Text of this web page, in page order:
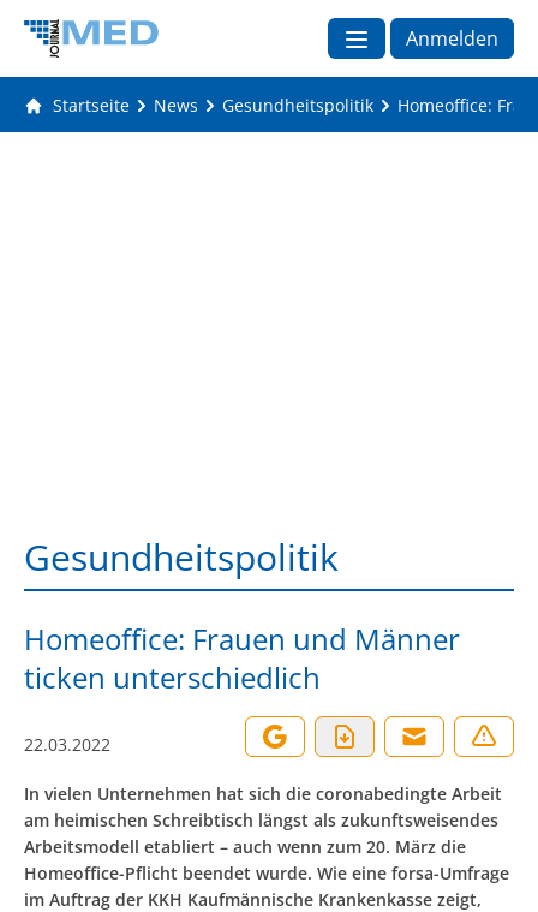
Anmelden
Startseite News Gesundheitspolitik Homeoffice:
Gesundheitspolitik
Homeoffice: Frauen und Männer
ticken unterschiedlich
22.03.2022
In vielen Unternehmen hat sich die coronabedingte Arbeit
am heimischen Schreibtisch längst als zukunftsweisendes
Arbeitsmodell etabliert – auch wenn zum 20. März die
Homeoffice-Pflicht beendet wurde. Wie eine forsa-Umfrage
im Auftrag der KKH Kaufmännische Krankenkasse zeigt,